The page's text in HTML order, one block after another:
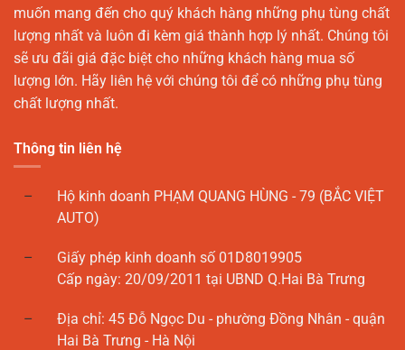
muốn mang đến cho quý khách hàng những phụ tùng chất
lượng nhất và luôn đi kèm giá thành hợp lý nhất. Chúng tôi
sẽ ưu đãi giá đặc biệt cho những khách hàng mua số
lượng lớn. Hãy liên hệ với chúng tôi để có những phụ tùng
chất lượng nhất.
Thông tin liên hệ
Hộ kinh doanh PHẠM QUANG HÙNG - 79 (BẮC VIỆT
AUTO)
Giấy phép kinh doanh số 01D8019905
Cấp ngày: 20/09/2011 tại UBND Q.Hai Bà Trưng
Địa chỉ: 45 Đỗ Ngọc Du - phường Đồng Nhân - quận
Hai Bà Trưng - Hà Nội